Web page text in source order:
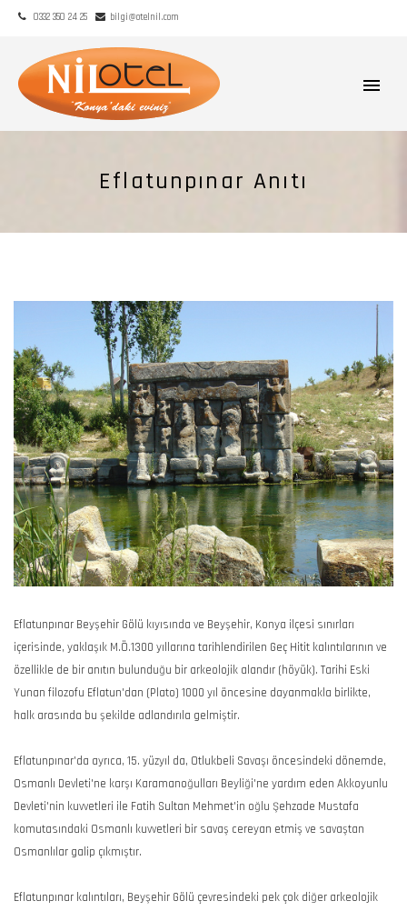
0332 350 24 25 bilgi@otelnil.com
Eflatunpınar Anıtı
Eflatunpınar Beyşehir Gölü kıyısında ve Beyşehir, Konya ilçesi sınırları
içerisinde, yaklaşık M.Ö.1300 yıllarına tarihlendirilen Geç Hitit kalıntılarının ve
özellikle de bir anıtın bulunduğu bir arkeolojik alandır (höyük). Tarihi Eski
Yunan filozofu Eflatun'dan (Plato) 1000 yıl öncesine dayanmakla birlikte,
halk arasında bu şekilde adlandırıla gelmiştir.
Eflatunpınar'da ayrıca, 15. yüzyıl da, Otlukbeli Savaşı öncesindeki dönemde,
Osmanlı Devleti'ne karşı Karamanoğulları Beyliği'ne yardım eden Akkoyunlu
Devleti'nin kuvvetleri ile Fatih Sultan Mehmet'in oğlu Şehzade Mustafa
komutasındaki Osmanlı kuvvetleri bir savaş cereyan etmiş ve savaştan
Osmanlılar galip çıkmıştır.
Eflatunpınar kalıntıları, Beyşehir Gölü çevresindeki pek çok diğer arkeolojik